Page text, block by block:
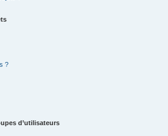
?
d’utilisateurs